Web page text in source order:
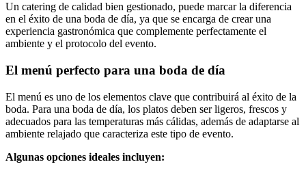
Un catering de calidad bien gestionado, puede marcar la diferencia
en el éxito de una boda de día, ya que se encarga de crear una
experiencia gastronómica que complemente perfectamente el
ambiente y el protocolo del evento.
El menú perfecto para una boda de día
El menú es uno de los elementos clave que contribuirá al éxito de la
boda. Para una boda de día, los platos deben ser ligeros, frescos y
adecuados para las temperaturas más cálidas, además de adaptarse al
ambiente relajado que caracteriza este tipo de evento.
Algunas opciones ideales incluyen: